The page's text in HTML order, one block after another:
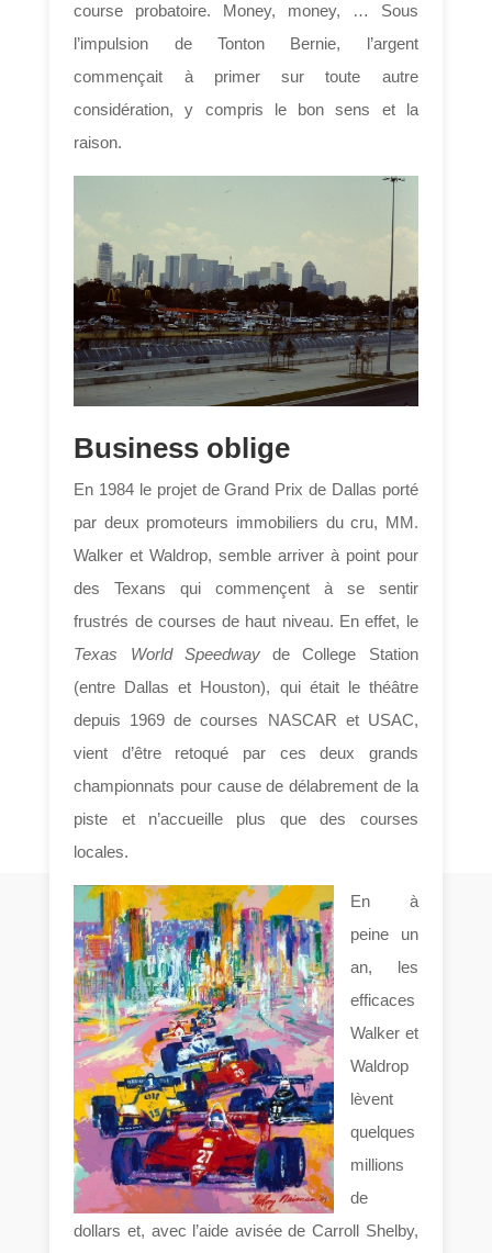
course probatoire. Money, money, … Sous
l’impulsion de Tonton Bernie, l’argent
commençait à primer sur toute autre
considération, y compris le bon sens et la
raison.
Business oblige
En 1984 le projet de Grand Prix de Dallas porté
par deux promoteurs immobiliers du cru, MM.
Walker et Waldrop, semble arriver à point pour
des Texans qui commençent à se sentir
frustrés de courses de haut niveau. En effet, le
Texas World Speedwayde College Station
(entre Dallas et Houston), qui était le théâtre
depuis 1969 de courses NASCAR et USAC,
vient d’être retoqué par ces deux grands
championnats pour cause de délabrement de la
piste et n’accueille plus que des courses
locales.
En à
peine un
an, les
efficaces
Walker et
Waldrop
lèvent
quelques
millions
de
dollars et, avec l’aide avisée de Carroll Shelby,